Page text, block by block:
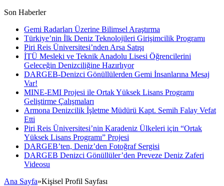
Son Haberler
Gemi Radarları Üzerine Bilimsel Araştırma
Türkiye’nin İlk Deniz Teknolojileri Girişimcilik Programı
Piri Reis Üniversitesi’nden Arsa Satışı
İTÜ Mesleki ve Teknik Anadolu Lisesi Öğrencilerini
Geleceğin Denizciliğine Hazırlıyor
DARGEB-Denizci Gönüllülerden Gemi İnsanlarına Mesaj
Var!
MINE-EMI Projesi ile Ortak Yüksek Lisans Programı
Geliştirme Çalışmaları
Armona Denizcilik İşletme Müdürü Kapt. Semih Falay Vefat
Etti
Piri Reis Üniversitesi’nin Karadeniz Ülkeleri için “Ortak
Yüksek Lisans Programı” Projesi
DARGEB’ten, Deniz’den Fotoğraf Sergisi
DARGEB Denizci Gönüllüler’den Preveze Deniz Zaferi
Videosu
Ana Sayfa»Kişisel Profil Sayfası